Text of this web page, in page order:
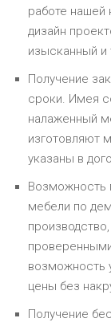
работе нашей
дизайн
изысканный и
Получение
сроки. Имея
налаженный
изготовляют
указаны в
Возможность
мебели по
возможность
цены без
Получение